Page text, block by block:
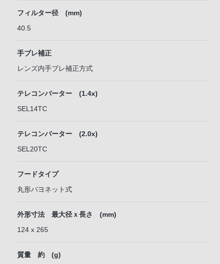
フィルター径 (mm)
40.5
手ブレ補正
レンズ内手ブレ補正方式
テレコンバーター (1.4x)
SEL14TC
テレコンバーター (2.0x)
SEL20TC
フードタイプ
丸形バヨネット式
外形寸法 最大径ｘ長さ (mm)
124 x 265
質量 約 (g)